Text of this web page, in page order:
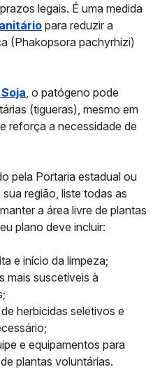
legais. É uma medida
para reduzir a
(Phakopsora pachyrhizi)
, o patógeno pode
(tigueras), mesmo em
reforça a necessidade de
pela Portaria estadual ou
região, liste todas as
a área livre de plantas
plano deve incluir:
e início da limpeza;
mais suscetíveis à
herbicidas seletivos e
e equipamentos para
plantas voluntárias.